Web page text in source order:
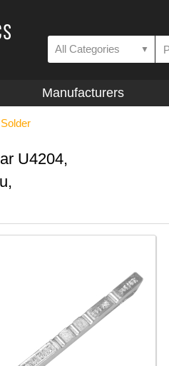
All Categories ▼
Manufacturers
Solder
U4204,